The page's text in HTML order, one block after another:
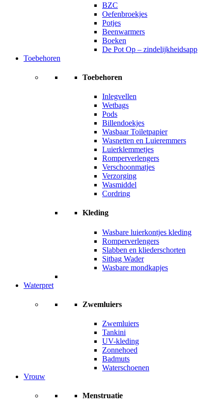
BZC
Oefenbroekjes
Potjes
Beenwarmers
Boeken
De Pot Op – zindelijkheidsapp
Toebehoren
Toebehoren
Inlegvellen
Wetbags
Pods
Billendoekjes
Wasbaar Toiletpapier
Wasnetten en Luieremmers
Luierklemmetjes
Romperverlengers
Verschoonmatjes
Verzorging
Wasmiddel
Cordring
Kleding
Wasbare luierkontjes kleding
Romperverlengers
Slabben en kliederschorten
Sitbag Wader
Wasbare mondkapjes
Waterpret
Zwemluiers
Zwemluiers
Tankini
UV-kleding
Zonnehoed
Badmuts
Waterschoenen
Vrouw
Menstruatie